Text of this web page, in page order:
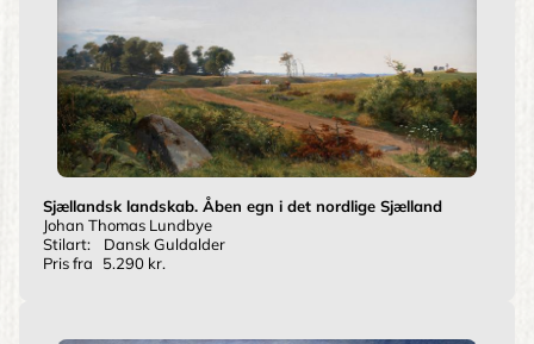
Sjællandsk landskab. Åben egn i det nordlige Sjælland
Johan Thomas Lundbye
Stilart:
Dansk Guldalder
Pris fra
5.290 kr.